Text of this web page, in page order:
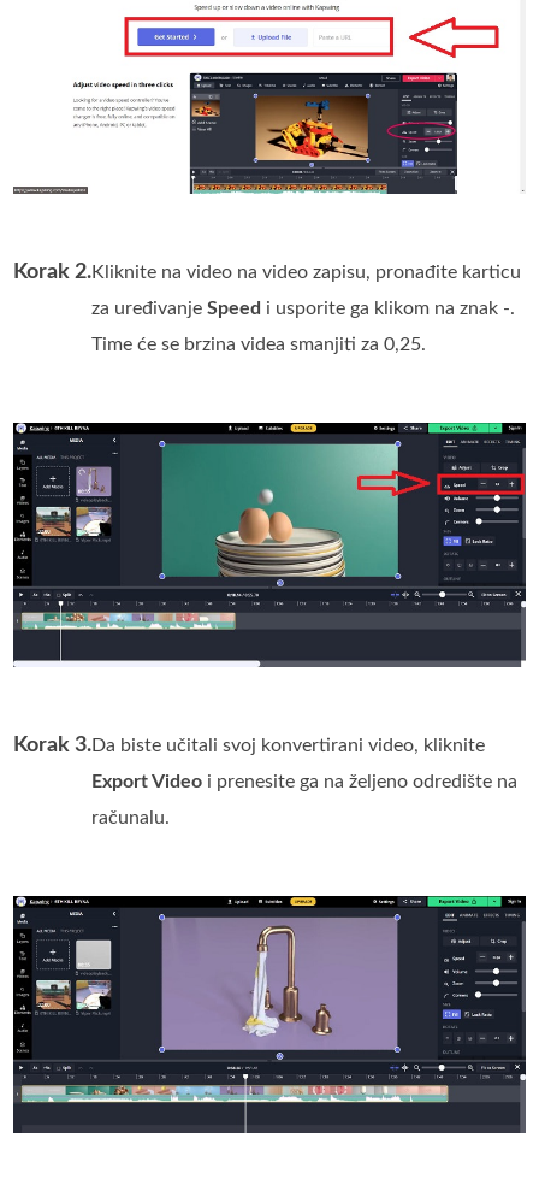
Korak 2.Kliknite na video na video zapisu, pronađite karticu
za uređivanjeSpeed i usporite ga klikom na znak -.
Time će se brzina videa smanjiti za 0,25.
Korak 3.Da biste učitali svoj konvertirani video, kliknite
Export Video i prenesite ga na željeno odredište na
računalu.